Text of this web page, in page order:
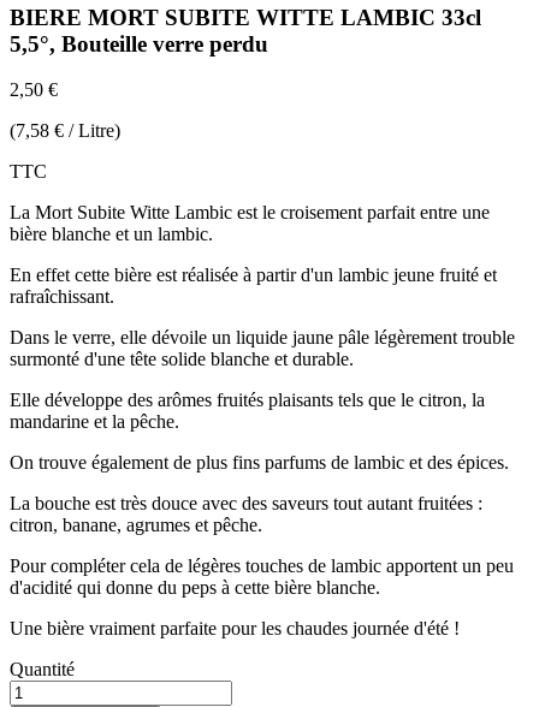
BIERE MORT SUBITE WITTE LAMBIC 33cl
5,5°, Bouteille verre perdu
2,50 €
(7,58 € / Litre)
TTC
La Mort Subite Witte Lambic est le croisement parfait entre une
bière blanche et un lambic.
En effet cette bière est réalisée à partir d'un lambic jeune fruité et
rafraîchissant.
Dans le verre, elle dévoile un liquide jaune pâle légèrement trouble
surmonté d'une tête solide blanche et durable.
Elle développe des arômes fruités plaisants tels que le citron, la
mandarine et la pêche.
On trouve également de plus fins parfums de lambic et des épices.
La bouche est très douce avec des saveurs tout autant fruitées :
citron, banane, agrumes et pêche.
Pour compléter cela de légères touches de lambic apportent un peu
d'acidité qui donne du peps à cette bière blanche.
Une bière vraiment parfaite pour les chaudes journée d'été !
Quantité